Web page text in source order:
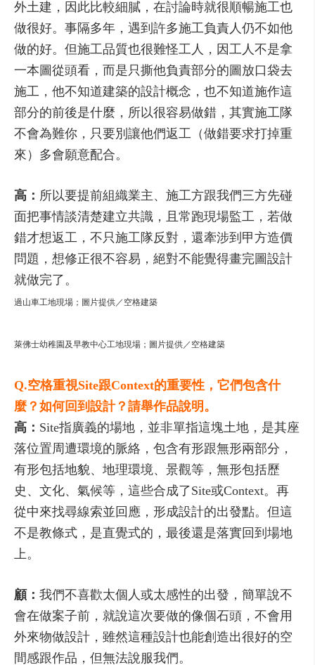
外土建，因此比較細膩，在討論時就很順暢施工也
做很好。事隔多年，遇到許多施工負責人仍不如他
做的好。但施工品質也很難怪工人，因工人不是拿
一本圖從頭看，而是只撕他負責部分的圖放口袋去
施工，他不知道建築的設計概念，也不知道施作這
部分的前後是什麼，所以很容易做錯，其實施工隊
不會為難你，只要別讓他們返工（做錯要求打掉重
來）多會願意配合。
高： 所以要提前組織業主、施工方跟我們三方先碰
面把事情談清楚建立共識，且常跑現場監工，若做
錯才想返工，不只施工隊反對，還牽涉到甲方造價
問題，想修正很不容易，絕對不能覺得畫完圖設計
就做完了。
過山車工地現場；圖片提供／空格建築
萊佛士幼稚園及早教中心工地現場；圖片提供／空格建築
Q.空格重視Site跟Context的重要性，它們包含什
麼？如何回到設計？請舉作品說明。
高： Site指廣義的場地，並非單指這塊土地，是其座
落位置周遭環境的脈絡，包含有形跟無形兩部分，
有形包括地貌、地理環境、景觀等，無形包括歷
史、文化、氣候等，這些合成了Site或Context。再
從中來找尋線索並回應，形成設計的出發點。但這
不是教條式，是直覺式的，最後還是落實回到場地
上。
顧： 我們不喜歡太個人或太感性的出發，簡單說不
會在做案子前，就說這次要做的像個石頭，不會用
外來物做設計，雖然這種設計也能創造出很好的空
間感跟作品，但無法說服我們。